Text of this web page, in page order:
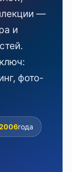
—
и
фото-
года